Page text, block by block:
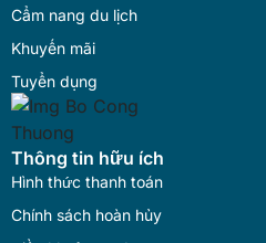
Cẩm nang du lịch
Khuyến mãi
Tuyển dụng
Thông tin hữu ích
Hình thức thanh toán
Chính sách hoàn hủy